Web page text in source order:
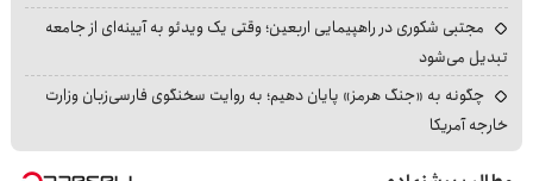
مجتبی شکوری در راهپیمایی اربعین؛ وقتی یک ویدئو به آیینه‌ای از جامعه
تبدیل می‌شود
چگونه به «جنگ هرمز» پایان دهیم؛ به روایت سخنگوی فارسی‌زبان وزارت
خارجه آمریکا